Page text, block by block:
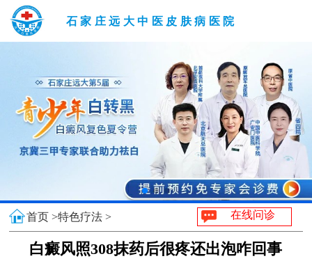
石家庄远大中医皮肤病医院
首页 >特色疗法 > 在线问诊
白癜风照308抹药后很疼还出泡咋回事